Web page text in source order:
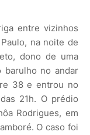
entre vizinhos
na noite de
dono de uma
barulho no andar
38 e entrou no
21h. O prédio
Rodrigues, em
O caso foi